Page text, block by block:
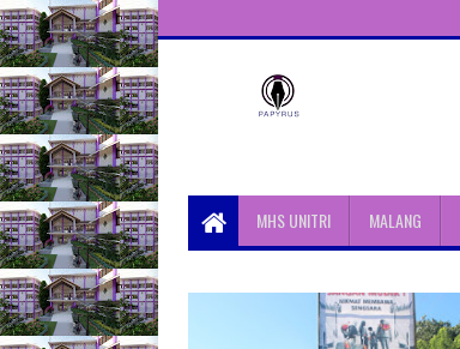
Unit Aktivitas Pers Mahasiswa
Papyrus UnitriMHS UNITRI MALANG